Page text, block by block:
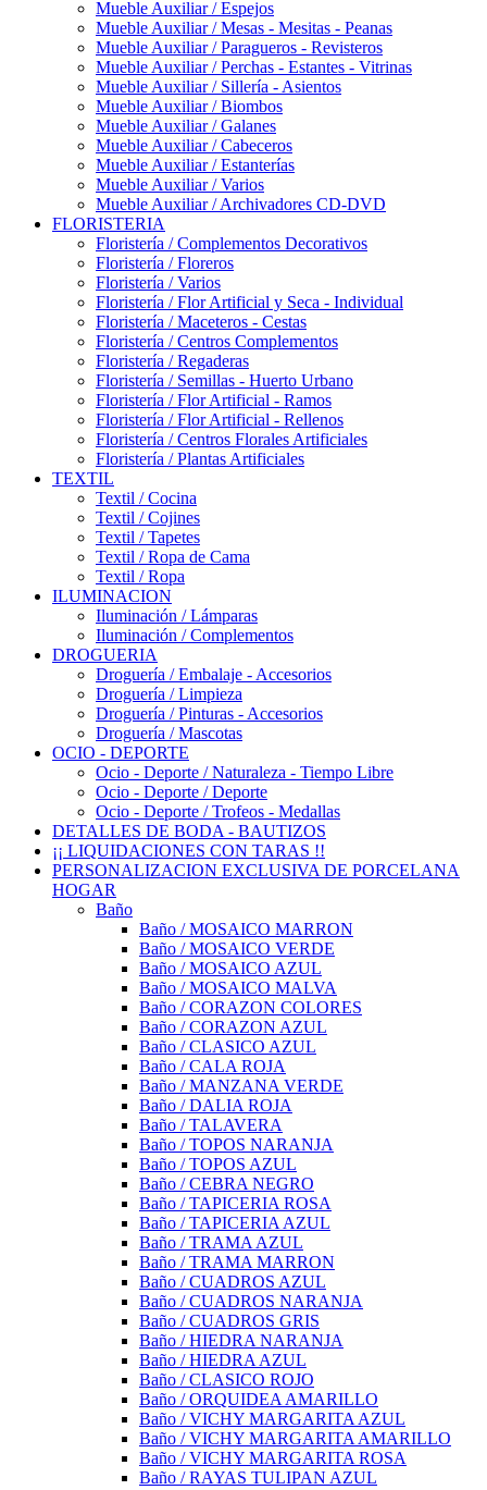
Mueble Auxiliar / Espejos
Mueble Auxiliar / Mesas - Mesitas - Peanas
Mueble Auxiliar / Paragueros - Revisteros
Mueble Auxiliar / Perchas - Estantes - Vitrinas
Mueble Auxiliar / Sillería - Asientos
Mueble Auxiliar / Biombos
Mueble Auxiliar / Galanes
Mueble Auxiliar / Cabeceros
Mueble Auxiliar / Estanterías
Mueble Auxiliar / Varios
Mueble Auxiliar / Archivadores CD-DVD
FLORISTERIA
Floristería / Complementos Decorativos
Floristería / Floreros
Floristería / Varios
Floristería / Flor Artificial y Seca - Individual
Floristería / Maceteros - Cestas
Floristería / Centros Complementos
Floristería / Regaderas
Floristería / Semillas - Huerto Urbano
Floristería / Flor Artificial - Ramos
Floristería / Flor Artificial - Rellenos
Floristería / Centros Florales Artificiales
Floristería / Plantas Artificiales
TEXTIL
Textil / Cocina
Textil / Cojines
Textil / Tapetes
Textil / Ropa de Cama
Textil / Ropa
ILUMINACION
Iluminación / Lámparas
Iluminación / Complementos
DROGUERIA
Droguería / Embalaje - Accesorios
Droguería / Limpieza
Droguería / Pinturas - Accesorios
Droguería / Mascotas
OCIO - DEPORTE
Ocio - Deporte / Naturaleza - Tiempo Libre
Ocio - Deporte / Deporte
Ocio - Deporte / Trofeos - Medallas
DETALLES DE BODA - BAUTIZOS
¡¡ LIQUIDACIONES CON TARAS !!
PERSONALIZACION EXCLUSIVA DE PORCELANA
HOGAR
Baño
Baño / MOSAICO MARRON
Baño / MOSAICO VERDE
Baño / MOSAICO AZUL
Baño / MOSAICO MALVA
Baño / CORAZON COLORES
Baño / CORAZON AZUL
Baño / CLASICO AZUL
Baño / CALA ROJA
Baño / MANZANA VERDE
Baño / DALIA ROJA
Baño / TALAVERA
Baño / TOPOS NARANJA
Baño / TOPOS AZUL
Baño / CEBRA NEGRO
Baño / TAPICERIA ROSA
Baño / TAPICERIA AZUL
Baño / TRAMA AZUL
Baño / TRAMA MARRON
Baño / CUADROS AZUL
Baño / CUADROS NARANJA
Baño / CUADROS GRIS
Baño / HIEDRA NARANJA
Baño / HIEDRA AZUL
Baño / CLASICO ROJO
Baño / ORQUIDEA AMARILLO
Baño / VICHY MARGARITA AZUL
Baño / VICHY MARGARITA AMARILLO
Baño / VICHY MARGARITA ROSA
Baño / RAYAS TULIPAN AZUL